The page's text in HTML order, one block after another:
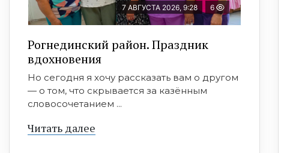
7 АВГУСТА 2026, 9:28 6
Рогнединский район. Праздник
вдохновения
Но сегодня я хочу рассказать вам о другом
— о том, что скрывается за казённым
словосочетанием ...
Читать далее